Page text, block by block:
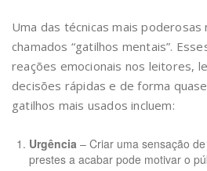
Uma das técnicas mais
chamados “gatilhos mentais”.
reações emocionais nos leitores,
decisões rápidas e de forma
gatilhos mais usados incluem:
Urgência – Criar uma sensação
prestes a acabar pode motivar o